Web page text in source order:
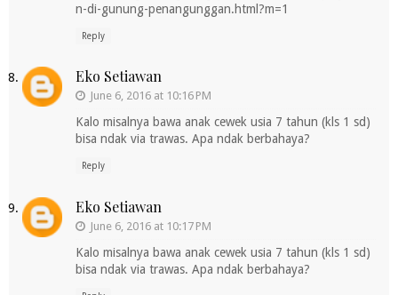
n-di-gunung-penangunggan.html?m=1
Reply
Eko Setiawan
June 6, 2016 at 10:16 PM
Kalo misalnya bawa anak cewek usia 7 tahun (kls 1 sd)
bisa ndak via trawas. Apa ndak berbahaya?
Reply
Eko Setiawan
June 6, 2016 at 10:17 PM
Kalo misalnya bawa anak cewek usia 7 tahun (kls 1 sd)
bisa ndak via trawas. Apa ndak berbahaya?